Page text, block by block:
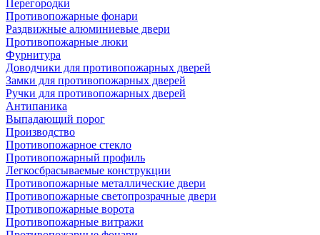
Перегородки
Противопожарные фонари
Раздвижные алюминиевые двери
Противопожарные люки
Фурнитура
Доводчики для противопожарных дверей
Замки для противопожарных дверей
Ручки для противопожарных дверей
Антипаника
Выпадающий порог
Производство
Противопожарное стекло
Противопожарный профиль
Легкосбрасываемые конструкции
Противопожарные металлические двери
Противопожарные светопрозрачные двери
Противопожарные ворота
Противопожарные витражи